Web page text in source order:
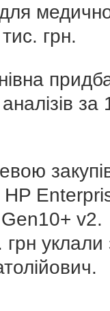
грн.
за
HP
v2.
грн